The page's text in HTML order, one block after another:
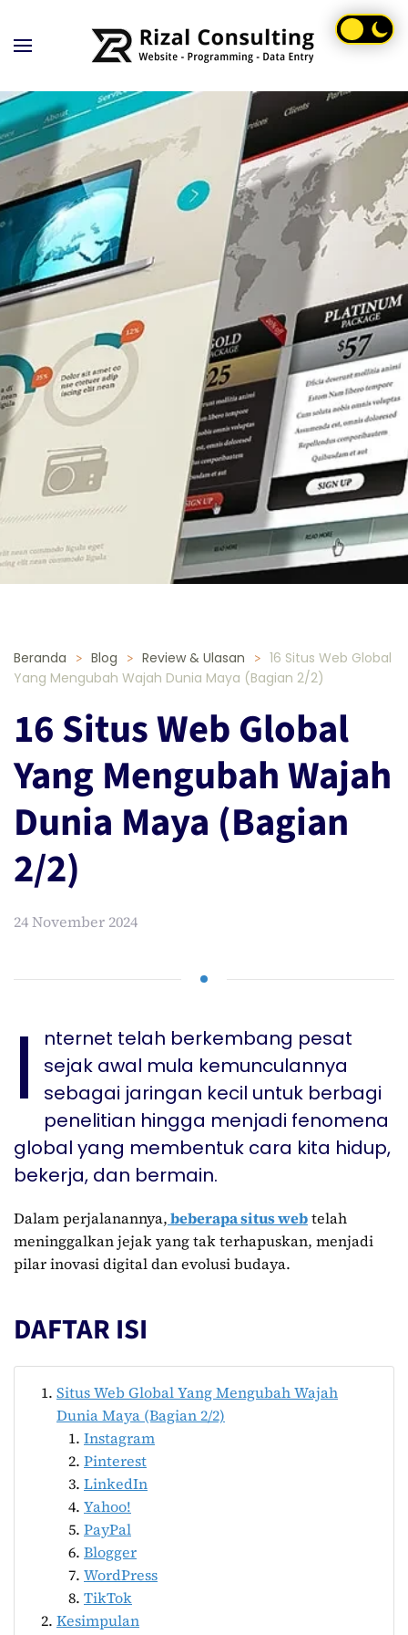
Skip to main content
Beranda Blog Review & Ulasan
16 Situs Web Global
Yang Mengubah Wajah Dunia Maya (Bagian 2/2)
16 Situs Web Global
Yang Mengubah Wajah
Dunia Maya (Bagian
2/2)
24 November 2024
I
nternet telah berkembang pesat
sejak awal mula kemunculannya
sebagai jaringan kecil untuk berbagi
penelitian hingga menjadi fenomena
global yang membentuk cara kita hidup,
bekerja, dan bermain.
Dalam perjalanannya,beberapa situs webtelah
meninggalkan jejak yang tak terhapuskan, menjadi
pilar inovasi digital dan evolusi budaya.
DAFTAR ISI
Situs Web Global Yang Mengubah Wajah
Dunia Maya (Bagian 2/2)
Instagram
Pinterest
LinkedIn
Yahoo!
PayPal
Blogger
WordPress
TikTok
Kesimpulan